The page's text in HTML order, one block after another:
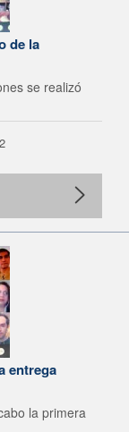
de la
se realizó
entrega
la primera